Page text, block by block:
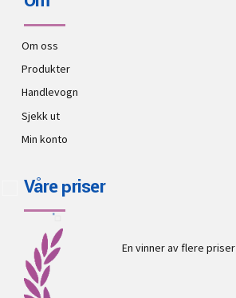
Om oss
Produkter
Handlevogn
Sjekk ut
Min konto
Våre priser
En vinner av flere priser